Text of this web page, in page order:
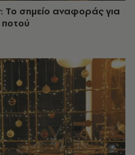
σημείο αναφοράς για
ποτού